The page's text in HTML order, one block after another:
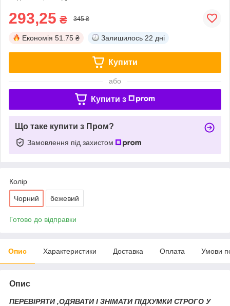
293,25 ₴ 345 ₴
Економія 51.75 ₴ Залишилось 22 дні
Купити
або
Купити з
Що таке купити з Пром?
Замовлення під захистом
Колір
Чорний бежевий
Готово до відправки
Опис Характеристики Доставка Оплата Умови
Опис
ПЕРЕВІРЯТИ ,ОДЯВАТИ І ЗНІМАТИ ПІДХУМКИ СТРОГО У